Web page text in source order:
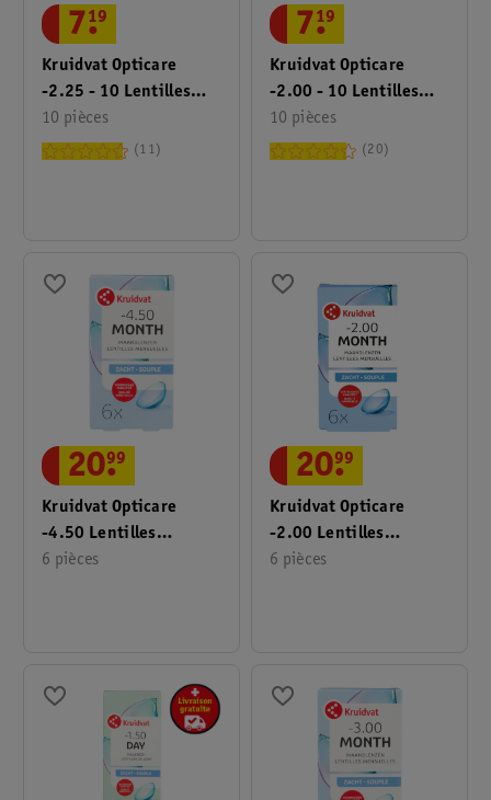
Kruidvat Opticare
-2.25 - 10 Lentilles
Quotidiennes Souples
10 pièces
7.
19
11
Kruidvat Opticare
-2.00 - 10 Lentilles
Quotidiennes Souples
10 pièces
7.
19
20
Kruidvat Opticare
-4.50 Lentilles
Mensuelles Souples
6 pièces
20.
99
Kruidvat Opticare
-2.00 Lentilles
Mensuelles Souples
6 pièces
20.
99